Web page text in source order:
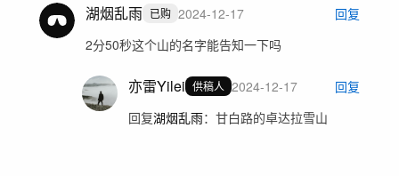
湖烟乱雨 已购 2024-12-17
回复
2分50秒这个山的名字能告知一下吗
亦雷Yilei 供稿人 2024-12-17
回复
回复湖烟乱雨： 甘白路的卓达拉雪山